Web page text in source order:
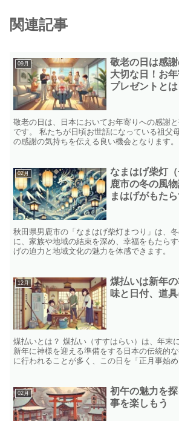
関連記事
09月
敬老の日は感
大切な日！お
プレゼントとは
敬老の日は、日本においてお年寄りへの感謝
です。 私たちが日頃お世話になっている祖父
の感謝の気持ちを伝える良い機会となります。
02月
なまはげ柴灯
鹿市の冬の風
まはげがもた
秋田県男鹿市の「なまはげ柴灯まつり」は、
に、家族や地域の結束を深め、幸福をもたら
げの迫力と地域文化の魅力を体感できます。
12月
煤払いは新年
味と日付、道
煤払いとは？ 煤払い（すすはらい）は、年末
新年に神様を迎える準備をする日本の伝統的
に行われることが多く、この日を「正月事始め
02月
初午の魅力を
事を楽しもう